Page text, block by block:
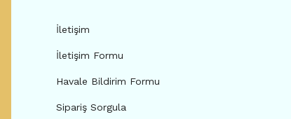
İletişim
İletişim Formu
Havale Bildirim Formu
Sipariş Sorgula